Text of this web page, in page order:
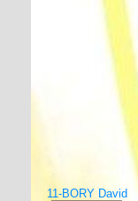
11-BORY David